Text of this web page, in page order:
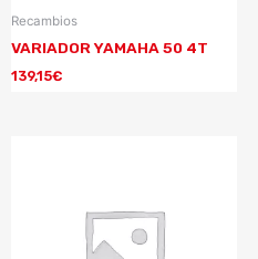
Recambios
VARIADOR YAMAHA 50 4T
139,15€